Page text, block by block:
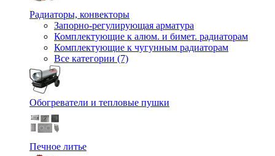
Радиаторы, конвекторы
Запорно-регулирующая арматура
Комплектующие к алюм. и бимет. радиаторам
Комплектующие к чугунным радиаторам
Все категории (7)
Обогреватели и тепловые пушки
Печное литье